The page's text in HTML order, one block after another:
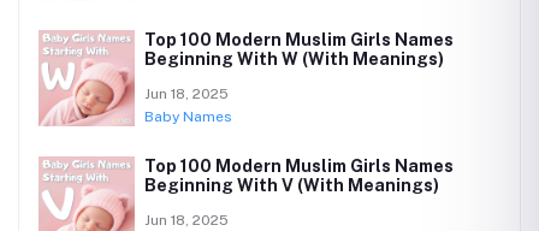
Top 100 Modern Muslim Girls Names
Beginning With W (With Meanings)
Jun 18, 2025
Baby Names
Top 100 Modern Muslim Girls Names
Beginning With V (With Meanings)
Jun 18, 2025